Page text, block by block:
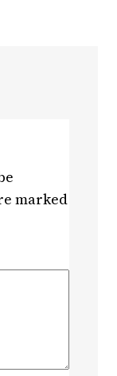
marked